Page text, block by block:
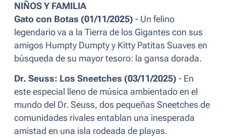
NIÑOS Y FAMILIA
Gato con Botas (01/11/2025) - Un felino
legendario va a la Tierra de los Gigantes con sus
amigos Humpty Dumpty y Kitty Patitas Suaves en
búsqueda de su mayor tesoro: la gansa dorada.
Dr. Seuss: Los Sneetches (03/11/2025) - En
este especial lleno de música ambientado en el
mundo del Dr. Seuss, dos pequeñas Sneetches de
comunidades rivales entablan una inesperada
amistad en una isla rodeada de playas.